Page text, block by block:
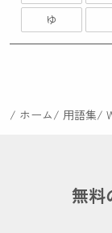
ゆ
ホーム 用語集
無料